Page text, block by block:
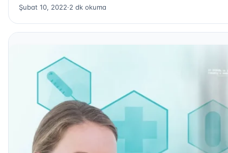
Şubat 10, 2022·2 dk okuma